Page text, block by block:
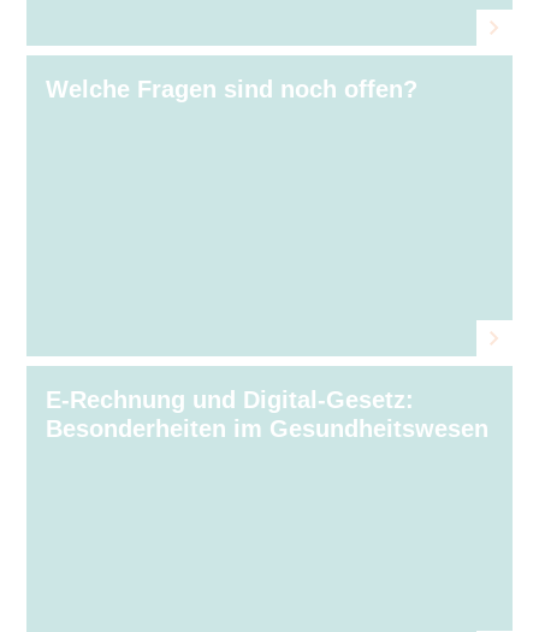
Welche Fragen sind noch offen?
E-Rechnung und Digital-Gesetz:
Besonderheiten im Gesundheitswesen